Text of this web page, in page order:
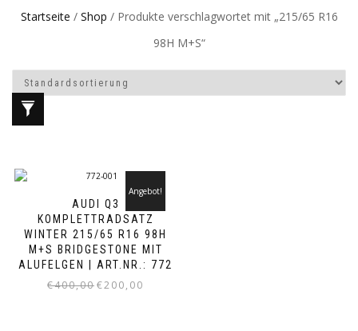
Startseite / Shop / Produkte verschlagwortet mit „215/65 R16
98H M+S“
AUDI Q3
KOMPLETTRADSATZ
WINTER 215/65 R16 98H
M+S BRIDGESTONE MIT
ALUFELGEN | ART.NR.: 772
Angebot!
€400,00 Ursprünglicher
€200,00